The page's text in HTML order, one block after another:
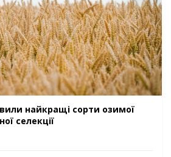
найкращі сорти озимої
селекції